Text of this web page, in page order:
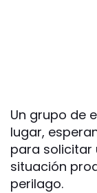
Un grupo de
lugar,
para solicitar
situación
perilago.